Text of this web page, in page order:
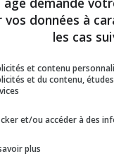
accidents?
équipées de
et même prendre
dans le but
est-il de la réelle
vos données à
les cas
et contenu
et du contenu,
et/ou accéder à des
plus